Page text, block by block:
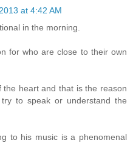
at 4:42 AM
in the morning.
for who are close to their own
the heart and that is the reason
to speak or understand the
to his music is a phenomenal